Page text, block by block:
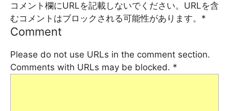
コメント欄にURLを記載しないでください。URLを含
むコメントはブロックされる可能性があります。 *
Comment
Please do not use URLs in the comment section.
Comments with URLs may be blocked. *